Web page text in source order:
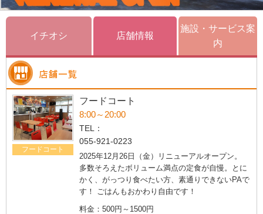
イチオシ 店舗情報
施設・サービス案
内
フードコート
フードコート
8:00～20:00
TEL：
055-921-0223
2025年12月26日（金）リニューアルオープン。
多数そろえたボリューム満点の定食が自慢。とに
かく、がっつり食べたい方、素通りできないPAで
す！ ごはんもおかわり自由です！
料金：500円～1500円